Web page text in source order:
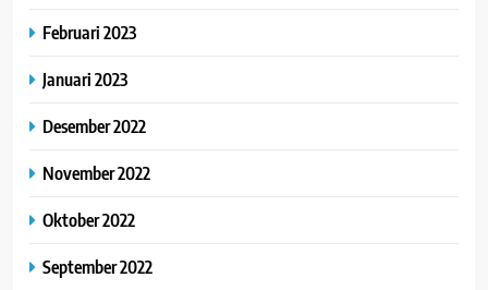
Februari 2023
Januari 2023
Desember 2022
November 2022
Oktober 2022
September 2022